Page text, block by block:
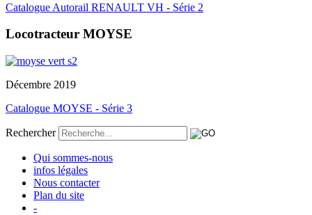
Catalogue Autorail RENAULT VH - Série 2
Locotracteur MOYSE
Décembre 2019
Catalogue MOYSE - Série 3
Rechercher
Qui sommes-nous
infos légales
Nous contacter
Plan du site
-